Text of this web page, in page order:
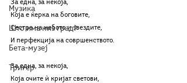
Музика
Што има низ град?
Бета-музеј
Тригер
За една, за некоја,
Која е ќерка на боговите,
Сестра на небото и ѕвездите,
И перфекција на совршенството.
За една, за некоја,
Која очите ѝ кријат светови,